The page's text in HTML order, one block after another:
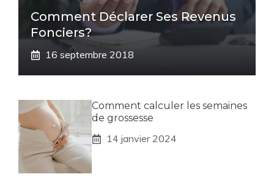
Comment Déclarer Ses Revenus
Fonciers?
16 septembre 2018
Comment calculer les semaines
de grossesse
14 janvier 2024